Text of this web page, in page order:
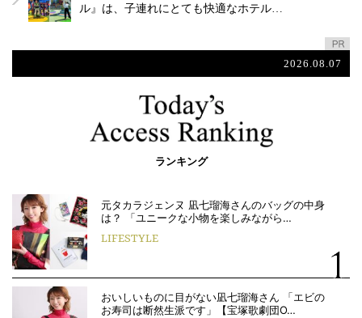
ル』は、子連れにとても快適なホテル…
2026.08.07
ランキング
元タカラジェンヌ 凪七瑠海さんのバッグの中身
は？ 「ユニークな小物を楽しみながら…
LIFESTYLE
おいしいものに目がない凪七瑠海さん 「エビの
お寿司は断然生派です」【宝塚歌劇団O…